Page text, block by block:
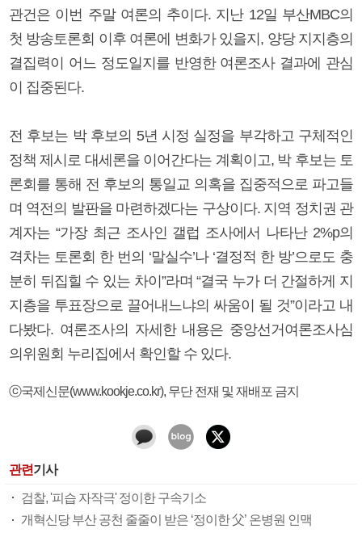
관건은 이번 주말 여론의 추이다. 지난 12일 부산MBC의
첫 방송토론회 이후 여론에 변화가 있을지, 양당 지지층의
결집력이 어느 정도일지를 반영한 여론조사 결과에 관심
이 집중된다.
전 후보는 박 후보의 5년 시정 실정을 부각하고 구체적인
정책 제시로 대세론을 이어간다는 계획이고, 박 후보는 토
론회를 통해 전 후보의 통일교 의혹을 집중적으로 파고들
며 역전의 발판을 마련하겠다는 구상이다. 지역 정치권 관
계자는 “가장 최근 조사인 갤럽 조사에서 나타난 2%p의
격차는 토론회 한 번의 ‘말실수’나 ‘결정적 한 방’으로도 충
분히 뒤집힐 수 있는 차이”라며 “결국 누가 더 간절하게 지
지층을 투표장으로 끌어내느냐의 싸움이 될 것”이라고 내
다봤다. 여론조사의 자세한 내용은 중앙선거여론조사심
의위원회 누리집에서 확인할 수 있다.
ⓒ국제신문(www.kookje.co.kr), 무단 전재 및 재배포 금지
관련기사
검찰, '피습 자작극' 정이한 구속기소
개혁신당 부산 공천 줄줄이 받은 ‘정이한 父’ 온병원 인맥